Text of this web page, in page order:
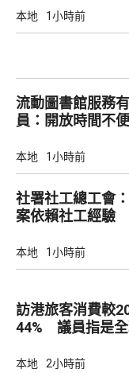
本地 1小時前
流動圖書館服務有
員：開放時間不
本地 1小時前
社署社工總工會
案依賴社工經驗
本地 1小時前
訪港旅客消費較
44% 議員指是
本地 2小時前